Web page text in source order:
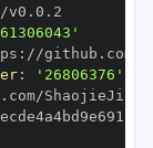
:
:
'26806376'